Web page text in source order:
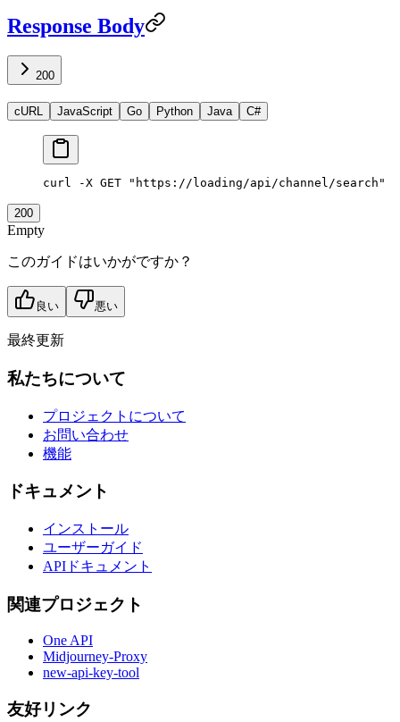
Response Body
200
cURL JavaScript Go Python Java C#
curl -X GET "https://loading/api/channel/search"
200
Empty
このガイドはいかがですか？
良い 悪い
最終更新
私たちについて
プロジェクトについて
お問い合わせ
機能
ドキュメント
インストール
ユーザーガイド
APIドキュメント
関連プロジェクト
One API
Midjourney-Proxy
new-api-key-tool
友好リンク